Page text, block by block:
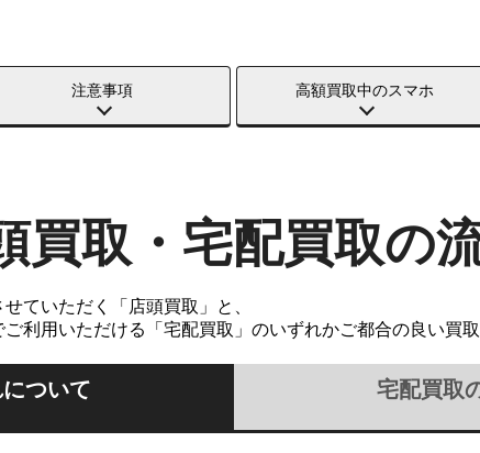
注意事項 高額買取中のスマホ
買取・宅配買取の
ていただく「店頭買取」と、
利用いただける「宅配買取」のいずれかご都合の良い買
ついて 宅配買取